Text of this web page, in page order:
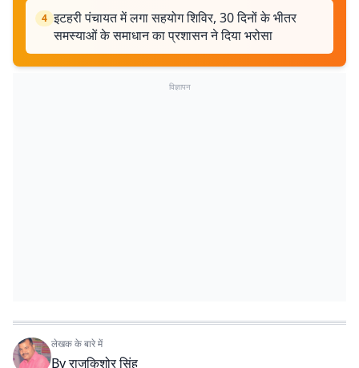
4 इटहरी पंचायत में लगा सहयोग शिविर, 30 दिनों के भीतर
समस्याओं के समाधान का प्रशासन ने दिया भरोसा
विज्ञापन
लेखक के बारे में
Byराजकिशोर सिंह